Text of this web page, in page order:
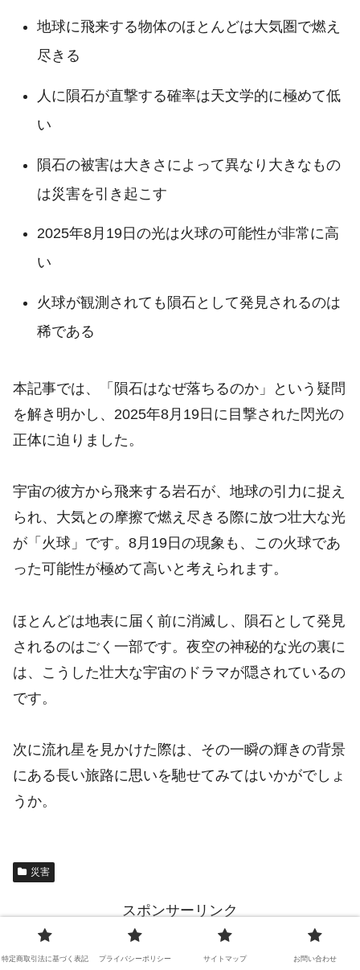
地球に飛来する物体のほとんどは大気圏で燃え
尽きる
人に隕石が直撃する確率は天文学的に極めて低
い
隕石の被害は大きさによって異なり大きなもの
は災害を引き起こす
2025年8月19日の光は火球の可能性が非常に高
い
火球が観測されても隕石として発見されるのは
稀である
本記事では、「隕石はなぜ落ちるのか」という疑問
を解き明かし、2025年8月19日に目撃された閃光の
正体に迫りました。
宇宙の彼方から飛来する岩石が、地球の引力に捉え
られ、大気との摩擦で燃え尽きる際に放つ壮大な光
が「火球」です。8月19日の現象も、この火球であ
った可能性が極めて高いと考えられます。
ほとんどは地表に届く前に消滅し、隕石として発見
されるのはごく一部です。夜空の神秘的な光の裏に
は、こうした壮大な宇宙のドラマが隠されているの
です。
次に流れ星を見かけた際は、その一瞬の輝きの背景
にある長い旅路に思いを馳せてみてはいかがでしょ
うか。
災害
スポンサーリンク
シェアする
特定商取引法に基づく表記 プライバシーポリシー サイトマップ お問い合わせ